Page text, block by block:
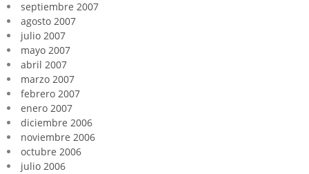
septiembre 2007
agosto 2007
julio 2007
mayo 2007
abril 2007
marzo 2007
febrero 2007
enero 2007
diciembre 2006
noviembre 2006
octubre 2006
julio 2006